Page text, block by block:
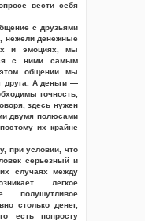
вести себя
с друзьями
нежели денежные
и эмоциях, мы
с ними самым
общении мы
друга. А деньги —
точность,
здесь нужен
двумя полюсами
их крайне
при условии, что
серьезный и
случаях между
легкое
полушутливое
столько денег,
есть попросту